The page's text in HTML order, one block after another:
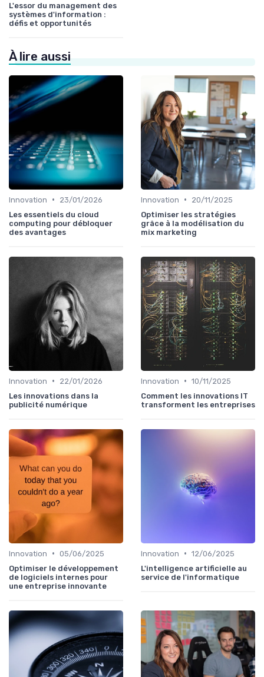
L'essor du management des
systèmes d'information :
défis et opportunités
À lire aussi
Innovation •
23/01/2026
Les essentiels du cloud
computing pour débloquer
des avantages
Innovation •
20/11/2025
Optimiser les stratégies
grâce à la modélisation du
mix marketing
Innovation •
22/01/2026
Les innovations dans la
publicité numérique
Innovation • 10/11/2025
Comment les innovations IT
transforment les entreprises
Innovation • 05/06/2025
Optimiser le développement
de logiciels internes pour
une entreprise innovante
Innovation • 12/06/2025
L'intelligence artificielle au
service de l'informatique